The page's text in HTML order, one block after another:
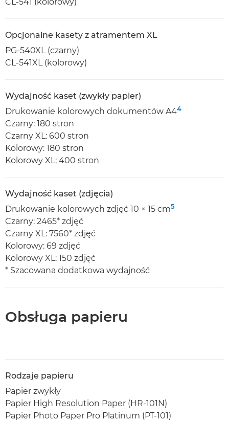
Opcjonalne kasety z atramentem XL
PG-540XL (czarny)
CL-541XL (kolorowy)
Wydajność kaset (zwykły papier)
Drukowanie kolorowych dokumentów A44
Czarny: 180 stron
Czarny XL: 600 stron
Kolorowy: 180 stron
Kolorowy XL: 400 stron
Wydajność kaset (zdjęcia)
Drukowanie kolorowych zdjęć 10 × 15 cm5
Czarny: 2465* zdjęć
Czarny XL: 7560* zdjęć
Kolorowy: 69 zdjęć
Kolorowy XL: 150 zdjęć
* Szacowana dodatkowa wydajność
Obsługa papieru
Rodzaje papieru
Papier zwykły
Papier High Resolution Paper (HR-101N)
Papier Photo Paper Pro Platinum (PT-101)